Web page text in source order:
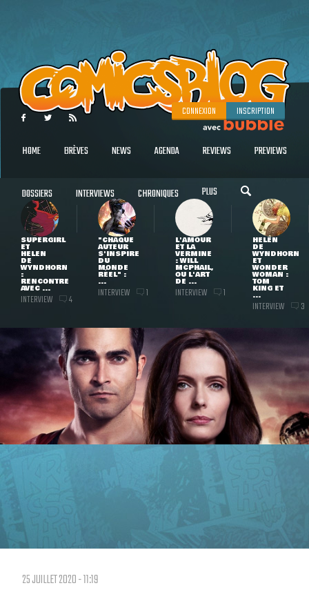
CONNEXION INSCRIPTION
HOME BRÈVES NEWS AGENDA REVIEWS PREVIEWS
DOSSIERS INTERVIEWS CHRONIQUES PLUS
SUPERGIRL
ET
HELEN
DE
WYNDHORN
:
RENCONTRE
AVEC ...
INTERVIEW 4
"CHAQUE
AUTEUR
S'INSPIRE
DU
MONDE
RÉEL" :
...
INTERVIEW 1
L'AMOUR
ET LA
VERMINE
: WILL
MCPHAIL,
OU L'ART
DE ...
INTERVIEW 1
HELEN
DE
WYNDHORN
ET
WONDER
WOMAN :
TOM
KING ET
...
INTERVIEW 3
25 JUILLET 2020 - 11:19